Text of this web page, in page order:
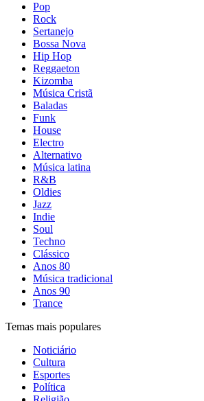
Pop
Rock
Sertanejo
Bossa Nova
Hip Hop
Reggaeton
Kizomba
Música Cristã
Baladas
Funk
House
Electro
Alternativo
Música latina
R&B
Oldies
Jazz
Indie
Soul
Techno
Clássico
Anos 80
Música tradicional
Anos 90
Trance
Temas mais populares
Noticiário
Cultura
Esportes
Política